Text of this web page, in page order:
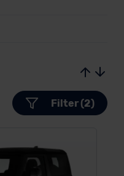
Filter (2)